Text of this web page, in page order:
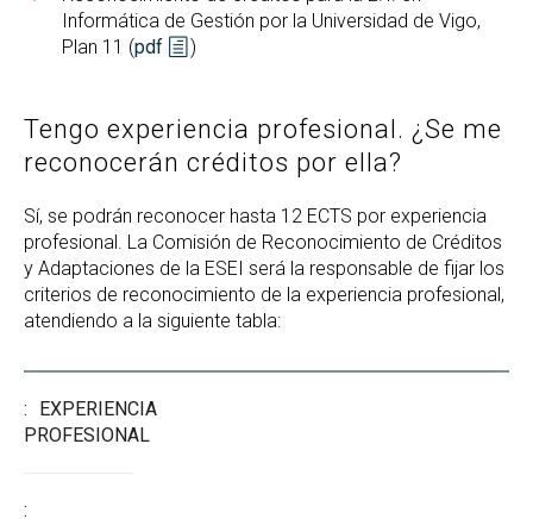
Informática de Gestión por la Universidad de Vigo,
Plan 11 (pdf )
Tengo experiencia profesional. ¿Se me
reconocerán créditos por ella?
Sí, se podrán reconocer hasta 12 ECTS por experiencia
profesional. La Comisión de Reconocimiento de Créditos
y Adaptaciones de la ESEI será la responsable de fijar los
criterios de reconocimiento de la experiencia profesional,
atendiendo a la siguiente tabla:
EXPERIENCIA
PROFESIONAL